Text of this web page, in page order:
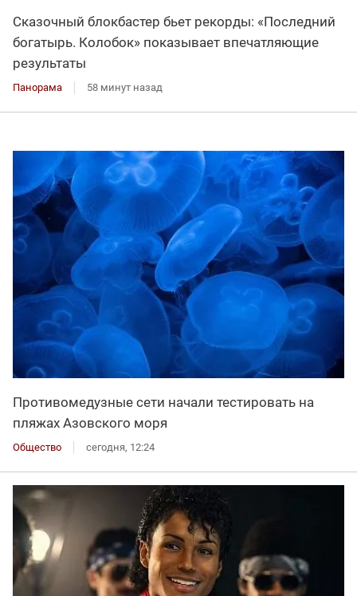
Сказочный блокбастер бьет рекорды: «Последний
богатырь. Колобок» показывает впечатляющие
результаты
Панорама 58 минут назад
Противомедузные сети начали тестировать на
пляжах Азовского моря
Общество сегодня, 12:24